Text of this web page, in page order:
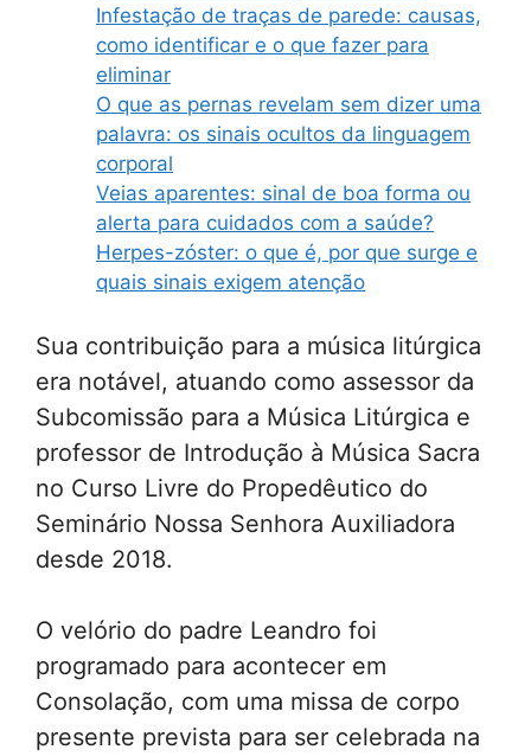
Infestação de traças de parede: causas,
como identificar e o que fazer para
eliminar
O que as pernas revelam sem dizer uma
palavra: os sinais ocultos da linguagem
corporal
Veias aparentes: sinal de boa forma ou
alerta para cuidados com a saúde?
Herpes-zóster: o que é, por que surge e
quais sinais exigem atenção
Sua contribuição para a música litúrgica
era notável, atuando como assessor da
Subcomissão para a Música Litúrgica e
professor de Introdução à Música Sacra
no Curso Livre do Propedêutico do
Seminário Nossa Senhora Auxiliadora
desde 2018.
O velório do padre Leandro foi
programado para acontecer em
Consolação, com uma missa de corpo
presente prevista para ser celebrada na